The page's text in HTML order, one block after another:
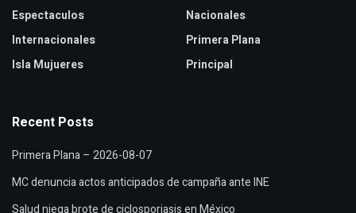
Espectaculos
Internacionales
Isla Mujueres
Nacionales
Primera Plana
Principal
Recent Posts
Primera Plana – 2026-08-07
MC denuncia actos anticipados de campaña ante INE
Salud niega brote de ciclosporiasis en México